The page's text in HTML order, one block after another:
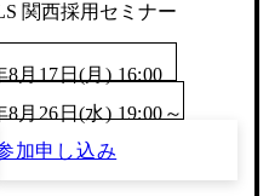
関西採用セミナー
8月17日(月) 16:00
8月26日(水) 19:00～
加申し込み